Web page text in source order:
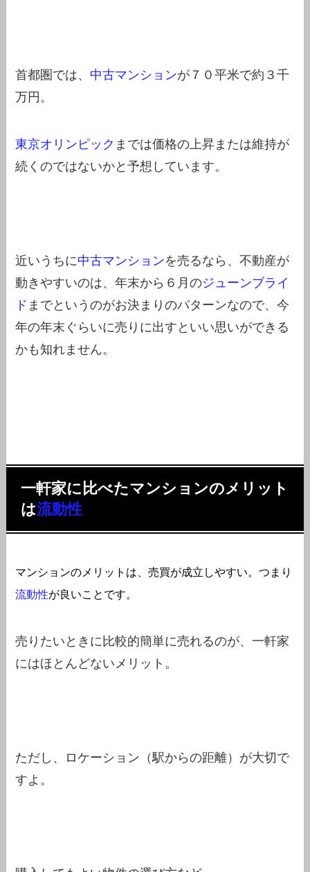
首都圏では、 中古マンションが７０平米で約３千
万円。
東京オリンピック までは価格の上昇または維持が
続くのではないかと予想しています。
近いうちに中古マンションを売るなら、不動産が
動きやすいのは、年末から６月のジューンブライ
ド までというのがお決まりのパターンなので、今
年の年末ぐらいに売りに出すといい思いができる
かも知れません。
一軒家に比べたマンションのメリット
は流動性
マンションのメリットは、売買が成立しやすい。つまり
流動性が良いことです。
売りたいときに比較的簡単に売れるのが、一軒家
にはほとんどないメリット。
ただし、ロケーション（駅からの距離）が大切で
すよ。